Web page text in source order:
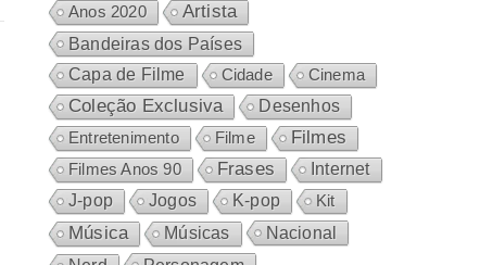
Anos 2020 Artista
Bandeiras dos Países
Capa de Filme Cidade Cinema
Coleção Exclusiva Desenhos
Entretenimento Filme Filmes
Filmes Anos 90 Frases
Internet
J-pop
Jogos K-pop Kit
Música Músicas Nacional